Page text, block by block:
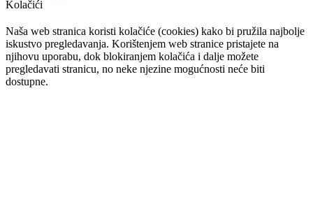
Kolačići
Naša web stranica koristi kolačiće (cookies) kako bi pružila najbolje
iskustvo pregledavanja. Korištenjem web stranice pristajete na
njihovu uporabu, dok blokiranjem kolačića i dalje možete
pregledavati stranicu, no neke njezine mogućnosti neće biti
dostupne.